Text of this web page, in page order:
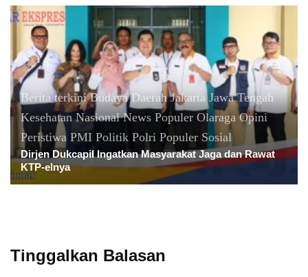
Berita terkini Budaya Daerah Jakarta Jawa Tengah
Kesehatan Nasional News Populer Olaraga Opini
Peristiwa PMI Politik Polri Populer Sosial
Dirjen Dukcapil Ingatkan Masyarakat Jaga dan Rawat
KTP-elnya
Tinggalkan Balasan